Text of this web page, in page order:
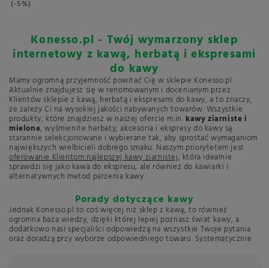
-5%
Konesso.pl - Twój wymarzony sklep
internetowy z kawą, herbatą i ekspresami
do kawy
Mamy ogromną przyjemność powitać Cię w sklepie Konesso.pl.
Aktualnie znajdujesz się w renomowanym i docenianym przez
Klientów sklepie z kawą, herbatą i ekspresami do kawy, a to znaczy,
że zależy Ci na wysokiej jakości nabywanych towarów. Wszystkie
produkty, które znajdziesz w naszej ofercie m.in. kawy ziarniste i
mielone, wyśmienite herbaty, akcesoria i ekspresy do kawy są
starannie selekcjonowane i wybierane tak, aby sprostać wymaganiom
największych wielbicieli dobrego smaku. Naszym priorytetem jest
oferowanie Klientom najlepszej kawy ziarnistej, która idealnie
sprawdzi się jako kawa do ekspresu, ale również do kawiarki i
alternatywnych metod parzenia kawy.
Porady dotyczące kawy
Jednak Konesso.pl to coś więcej niż sklep z kawą, to również
ogromna baza wiedzy, dzięki której lepiej poznasz świat kawy, a
dodatkowo nasi specjaliści odpowiedzą na wszystkie Twoje pytania
oraz doradzą przy wyborze odpowiedniego towaru. Systematycznie